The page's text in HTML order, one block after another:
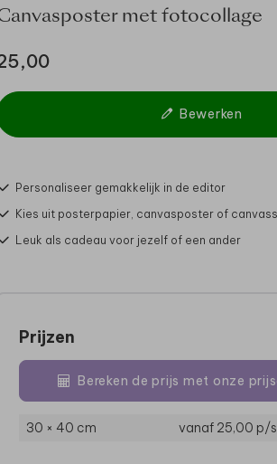
met fotocollage
Bewerken
Personaliseer gemakkelijk in de editor
Kies uit posterpapier, canvasposter of
Leuk als cadeau voor jezelf of een ander
Prijzen
Bereken de prijs met onze
30 × 40 cm vanaf 25,00 p/